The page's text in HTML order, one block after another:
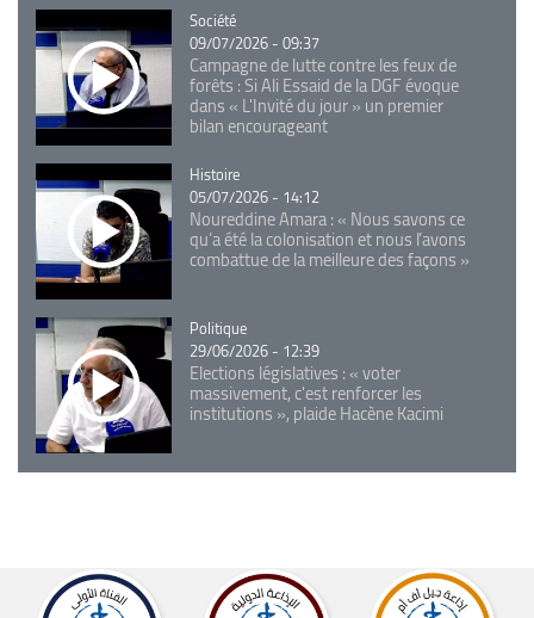
Catégorie
Société
09/07/2026 - 09:37
Campagne de lutte contre les feux de
forêts : Si Ali Essaid de la DGF évoque
dans « L'Invité du jour » un premier
bilan encourageant
Catégorie
Histoire
05/07/2026 - 14:12
Noureddine Amara : « Nous savons ce
qu’a été la colonisation et nous l’avons
combattue de la meilleure des façons »
Catégorie
Politique
29/06/2026 - 12:39
Elections législatives : « voter
massivement, c'est renforcer les
institutions », plaide Hacène Kacimi